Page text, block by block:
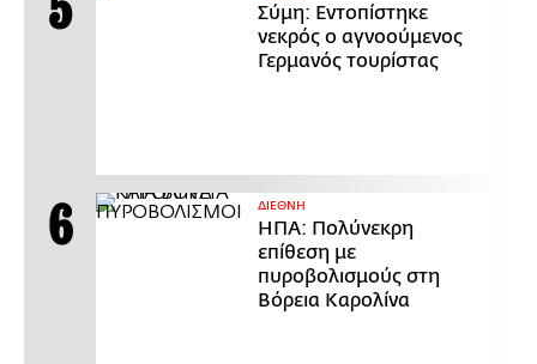
Σύμη: Εντοπίστηκε
νεκρός ο αγνοούμενος
Γερμανός τουρίστας
ΔΙΕΘΝΗ
ΗΠΑ: Πολύνεκρη
επίθεση με
πυροβολισμούς στη
Βόρεια Καρολίνα